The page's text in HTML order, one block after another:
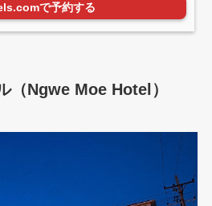
で予約する
（Ngwe Moe Hotel）